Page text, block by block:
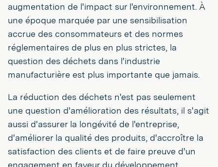
augmentation de l'impact sur l'environnement. À
une époque marquée par une sensibilisation
accrue des consommateurs et des normes
réglementaires de plus en plus strictes, la
question des déchets dans l'industrie
manufacturière est plus importante que jamais.
La réduction des déchets n'est pas seulement
une question d'amélioration des résultats, il s'agit
aussi d'assurer la longévité de l'entreprise,
d'améliorer la qualité des produits, d'accroître la
satisfaction des clients et de faire preuve d'un
engagement en faveur du développement